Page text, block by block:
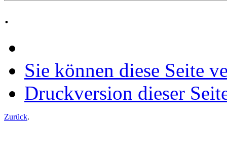
.
Sie können diese Seite
Druckversion dieser
Zurück.